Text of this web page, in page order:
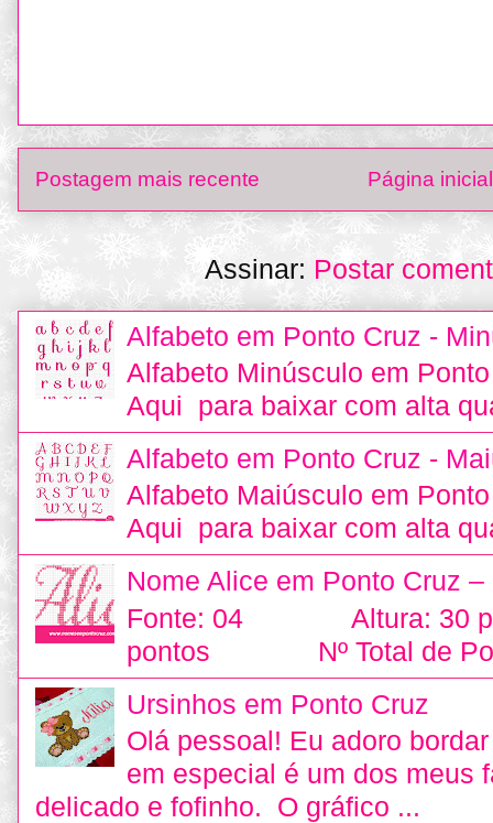
Postagem mais recente Página inicial
Assinar: Postar
Alfabeto em Ponto Cruz -
Alfabeto Minúsculo em
Aqui para baixar com alta
Alfabeto em Ponto Cruz -
Alfabeto Maiúsculo em
Aqui para baixar com alta
Nome Alice em Ponto Cruz –
Fonte: 04 Altura: 30
pontos Nº Total de
Ursinhos em Ponto Cruz
Olá pessoal! Eu adoro
em especial é um dos meus
delicado e fofinho. O gráfico ...